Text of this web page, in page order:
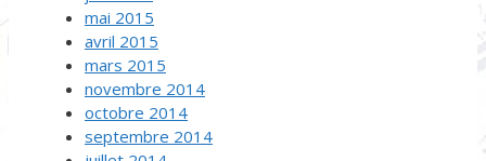
mai 2015
avril 2015
mars 2015
novembre 2014
octobre 2014
septembre 2014